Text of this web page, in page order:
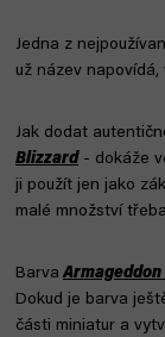
Jedna z
už název
Jak dodat
Blizzard- dokáže
ji použít jen jako
malé množství
Barva Armageddon
Dokud je barva
části miniatur a